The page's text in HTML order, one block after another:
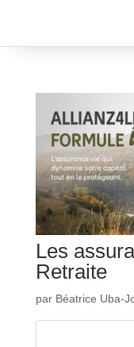
Les
Retraite
par Béatrice Uba-